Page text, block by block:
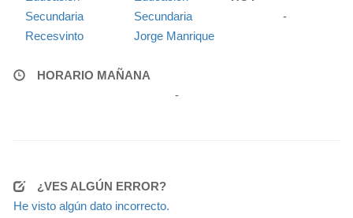
Secundaria
Recesvinto
Secundaria
Jorge Manrique
-
HORARIO MAÑANA
-
¿VES ALGÚN ERROR?
He visto algún dato incorrecto.